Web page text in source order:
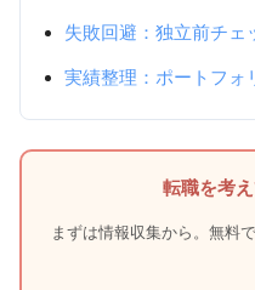
失敗回避：独立前チェ
実績整理：ポートフォ
転職を考
まずは情報収集から。無料